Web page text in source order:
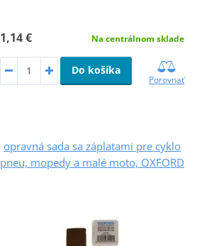
1,14 € Na centrálnom sklade
Do košíka
Porovnať
opravná sada sa záplatami pre cyklo
pneu, mopedy a malé moto, OXFORD